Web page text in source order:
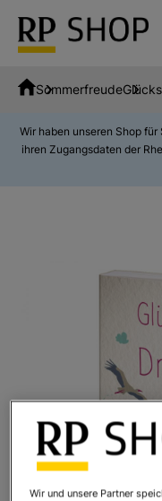
Sommerfreude
Wir haben unseren Shop
ihren Zugangsdaten der
Wir und unsere Partner